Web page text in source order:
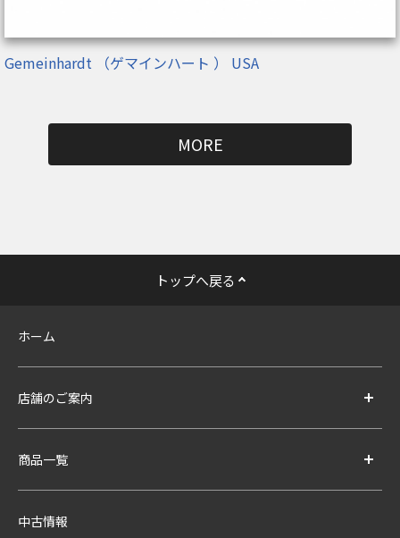
Gemeinhardt （ゲマインハート ） USA
MORE
トップへ戻る
ホーム
店舗のご案内
商品一覧
中古情報